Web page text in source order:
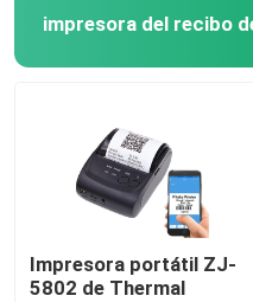
impresora del recibo
Impresora portátil ZJ-
5802 de Thermal